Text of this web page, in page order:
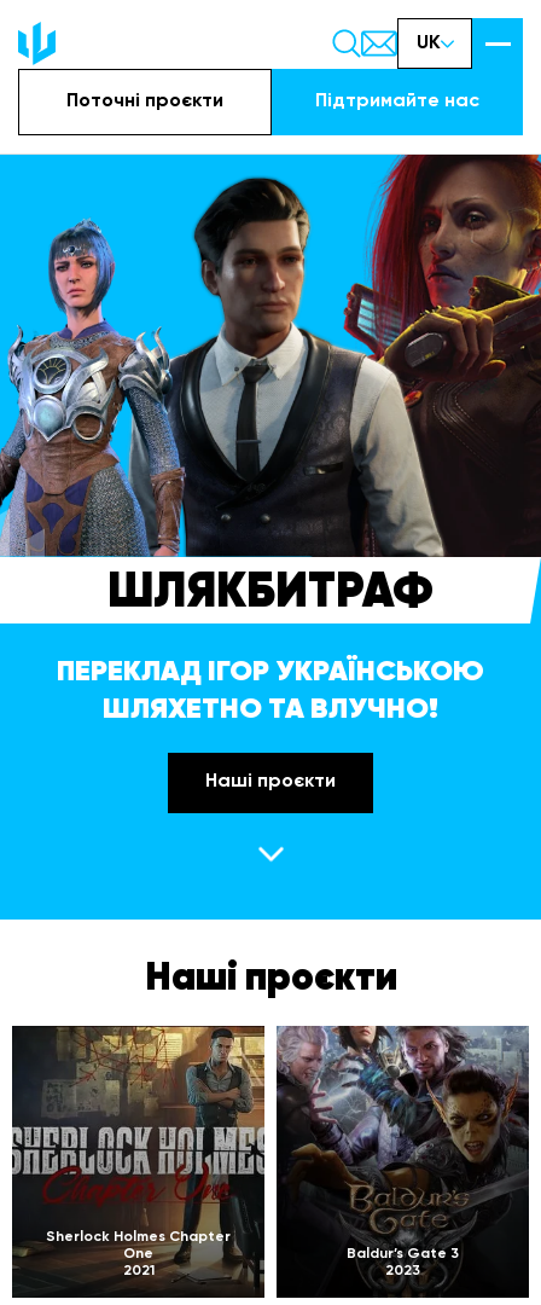
UK
Поточні проєкти Підтримайте наc
ШЛЯКБИТРАФ
ПЕРЕКЛАД ІГОР УКРАЇНСЬКОЮ
ШЛЯХЕТНО ТА ВЛУЧНО!
Наші проєкти
Наші проєкти
Sherlock Holmes Chapter
One
2021
Baldur’s Gate 3
2023